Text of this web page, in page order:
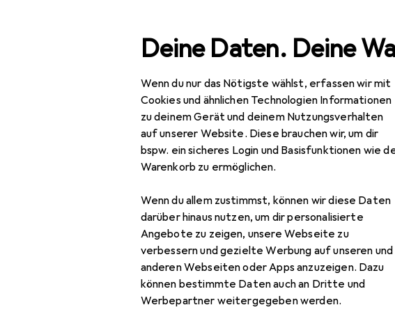
Deine Daten. Deine
Wenn du nur das Nötigste wählst, erfassen wir mit
Cookies und ähnlichen Technologien Informationen
zu deinem Gerät und deinem Nutzungsverhalten
auf unserer Website. Diese brauchen wir, um dir
bspw. ein sicheres Login und Basisfunktionen wie
Warenkorb zu ermöglichen.
Wenn du allem zustimmst, können wir diese Daten
darüber hinaus nutzen, um dir personalisierte
Angebote zu zeigen, unsere Webseite zu
verbessern und gezielte Werbung auf unseren und
anderen Webseiten oder Apps anzuzeigen. Dazu
können bestimmte Daten auch an Dritte und
Werbepartner weitergegeben werden.
Navigation nach KategorienGesamtsortiment Baumarkt + Garten